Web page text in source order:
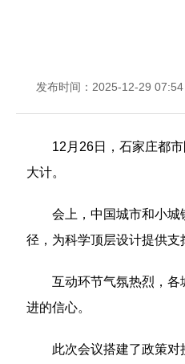
发布时间：2025-12-29 07:54
12月26日，石家庄都
大计。
会上，中国城市和小城
径，为科学顶层设计提供支
互动环节气氛热烈，
进的信心。
此次会议搭建了政策